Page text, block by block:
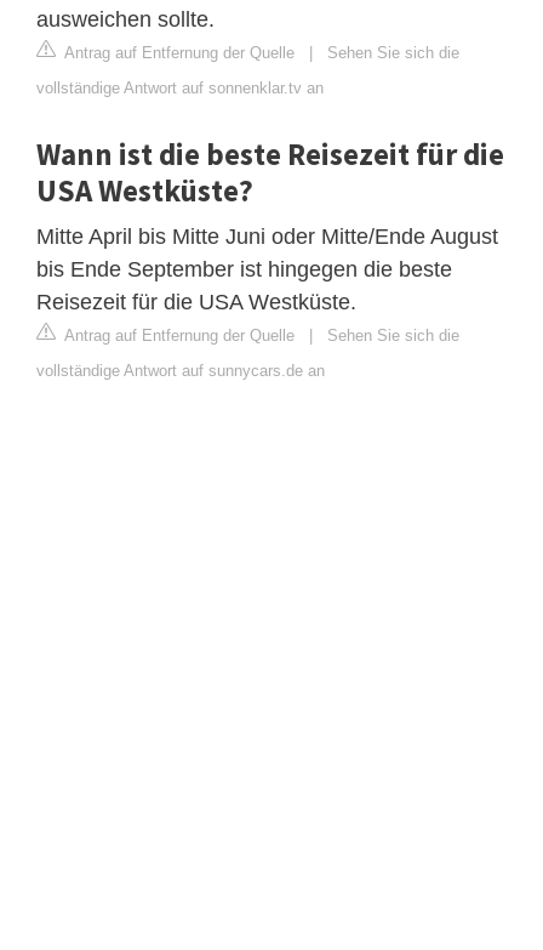
ausweichen sollte.
Antrag auf Entfernung der Quelle | Sehen Sie sich die
vollständige Antwort auf sonnenklar.tv an
Wann ist die beste Reisezeit für die
USA Westküste?
Mitte April bis Mitte Juni oder Mitte/Ende August
bis Ende September ist hingegen die beste
Reisezeit für die USA Westküste.
Antrag auf Entfernung der Quelle | Sehen Sie sich die
vollständige Antwort auf sunnycars.de an